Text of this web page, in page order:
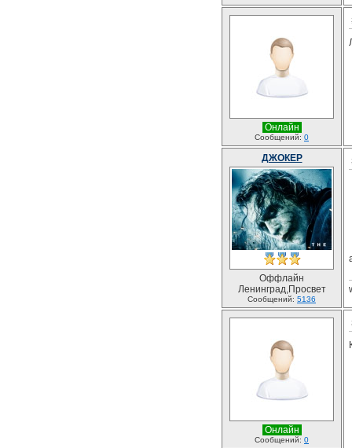
Онлайн
Сообщений: 0
ДЖОКЕР
Оффлайн
Ленинград,Просвет
Сообщений: 5136
Онлайн
Сообщений: 0